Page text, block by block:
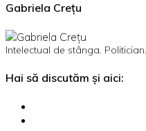
Gabriela Crețu
Intelectual de stânga.
Hai să discutăm și aici: